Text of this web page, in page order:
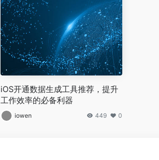
iOS开通数据生成工具推荐，提升
工作效率的必备利器
iowen 449 0